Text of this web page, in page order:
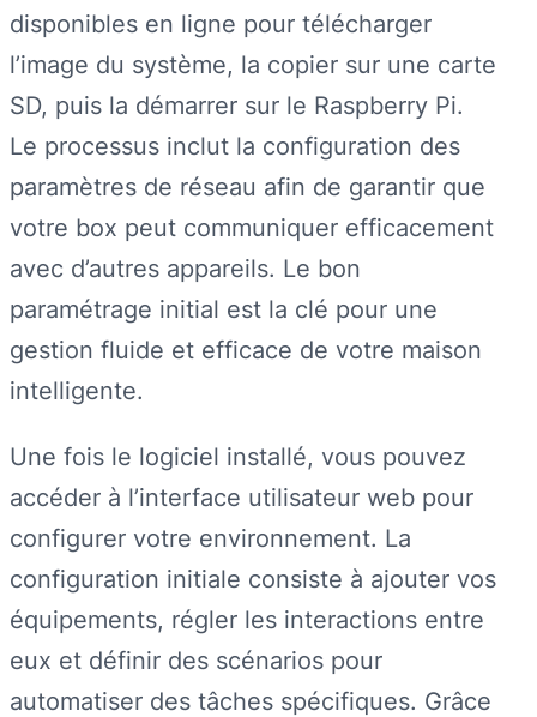
disponibles en ligne pour télécharger
l’image du système, la copier sur une carte
SD, puis la démarrer sur le Raspberry Pi.
Le processus inclut la configuration des
paramètres de réseau afin de garantir que
votre box peut communiquer efficacement
avec d’autres appareils. Le bon
paramétrage initial est la clé pour une
gestion fluide et efficace de votre maison
intelligente.
Une fois le logiciel installé, vous pouvez
accéder à l’interface utilisateur web pour
configurer votre environnement. La
configuration initiale consiste à ajouter vos
équipements, régler les interactions entre
eux et définir des scénarios pour
automatiser des tâches spécifiques. Grâce